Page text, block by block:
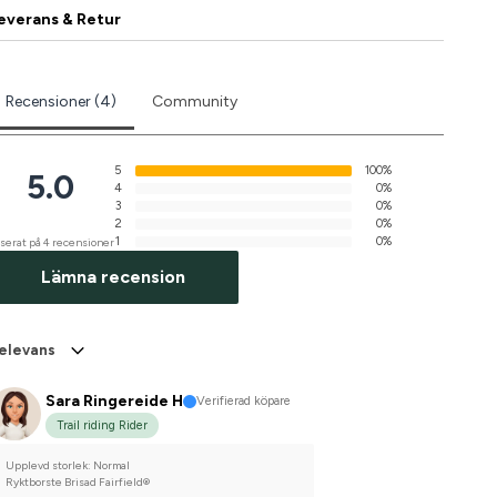
& Retur
Recensioner (4) Community
5.0
på 4 recensioner
5
100%
4
0%
3
0%
2
0%
1
0%
Lämna recension
Sara Ringereide H
Verifierad köpare
Trail riding Rider
Upplevd storlek: Normal
Ryktborste Brisad Fairfield®